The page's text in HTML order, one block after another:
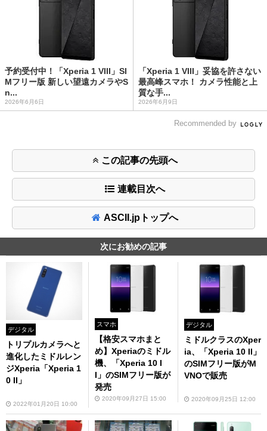
予約受付中！「Xperia 1 VIII」SI
Mフリー版 新しい望遠カメラやS
n...
2026年6月6日
「Xperia 1 VIII」妥協を許さない
最高峰スマホ！ カメラ性能と上
質な手...
2026年6月9日
Recommended by
この記事の先頭へ
連載目次へ
ASCII.jpトップへ
次にお勧めの記事
デジタル
トリプルカメラへと
進化したミドルレン
ジXperia「Xperia 1
0 II」
2022年01月20日 10:00
スマホ
【格安スマホまと
め】Xperiaのミドル
機、「Xperia 10 I
I」のSIMフリー版が
発売
2020年09月27日 15:00
デジタル
ミドルクラスのXper
ia、「Xperia 10 II」
のSIMフリー版がM
VNOで販売
2020年09月25日 12:00